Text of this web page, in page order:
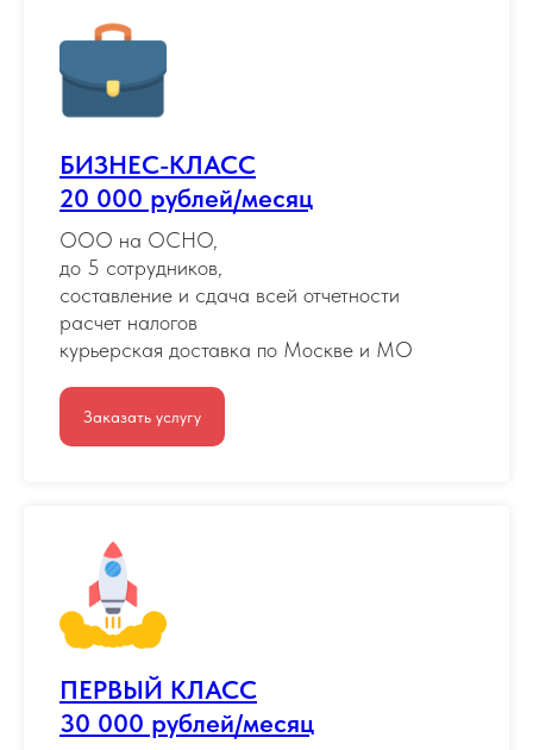
БИЗНЕС-КЛАСС
20 000 рублей/месяц
ООО на ОСНО,
до 5 сотрудников,
составление и сдача всей отчетности
расчет налогов
курьерская доставка по Москве и МО
Заказать услугу
ПЕРВЫЙ КЛАСС
30 000 рублей/месяц